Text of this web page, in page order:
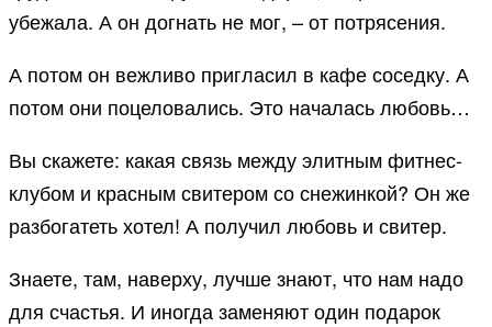
убежала. А он догнать не мог, – от потрясения.
А потом он вежливо пригласил в кафе соседку. А
потом они поцеловались. Это началась любовь…
Вы скажете: какая связь между элитным фитнес-
клубом и красным свитером со снежинкой? Он же
разбогатеть хотел! А получил любовь и свитер.
Знаете, там, наверху, лучше знают, что нам надо
для счастья. И иногда заменяют один подарок